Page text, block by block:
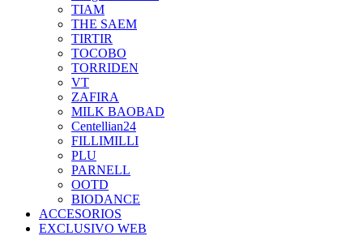
TIAM
THE SAEM
TIRTIR
TOCOBO
TORRIDEN
VT
ZAFIRA
MILK BAOBAD
Centellian24
FILLIMILLI
PLU
PARNELL
OOTD
BIODANCE
ACCESORIOS
EXCLUSIVO WEB